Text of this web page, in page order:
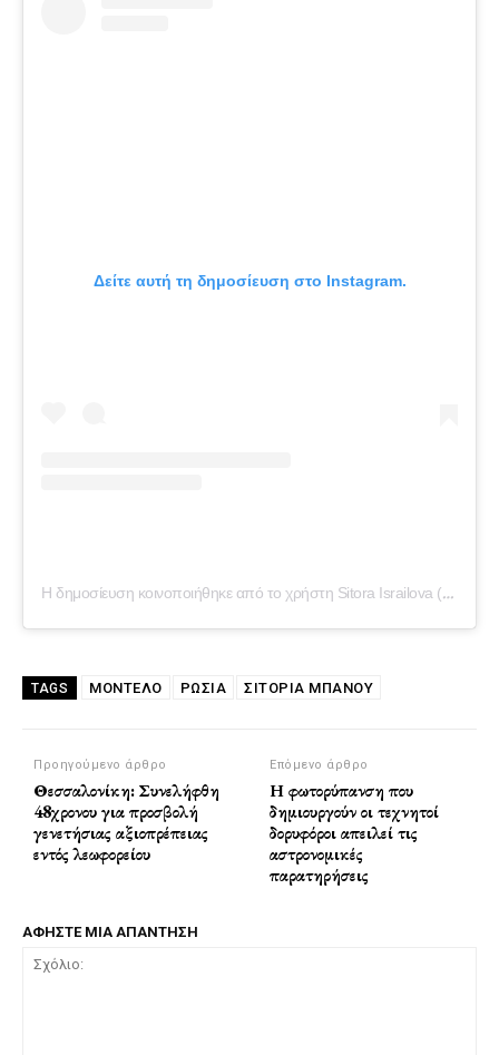
Δείτε αυτή τη δημοσίευση στο Instagram.
Η δημοσίευση κοινοποιήθηκε από το χρήστη Sitora Israilova (@sitorabanu)
TAGS ΜΟΝΤΈΛΟ ΡΩΣΙΑ ΣΙΤΌΡΙΑ ΜΠΆΝΟΥ
Προηγούμενο άρθρο
Θεσσαλονίκη: Συνελήφθη
48χρονου για προσβολή
γενετήσιας αξιοπρέπειας
εντός λεωφορείου
Επόμενο άρθρο
Η φωτορύπανση που
δημιουργούν οι τεχνητοί
δορυφόροι απειλεί τις
αστρονομικές
παρατηρήσεις
ΑΦΗΣΤΕ ΜΙΑ ΑΠΑΝΤΗΣΗ